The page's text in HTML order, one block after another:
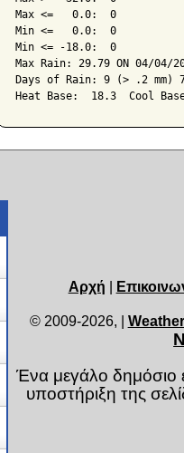
Max <=   0.0:  0
Min <=   0.0:  0
Min <= -18.0:  0
Max Rain: 29.79 ON 04/04/
Days of Rain: 9 (> .2 mm)
Αρχή |
© 2009-2026, |
Ένα μεγάλο δημόσιο
υποστήριξη της